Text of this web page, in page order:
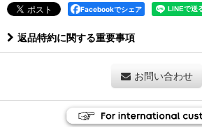
Facebookでシェア
返品特約に関する重要事項
お問い合わせ